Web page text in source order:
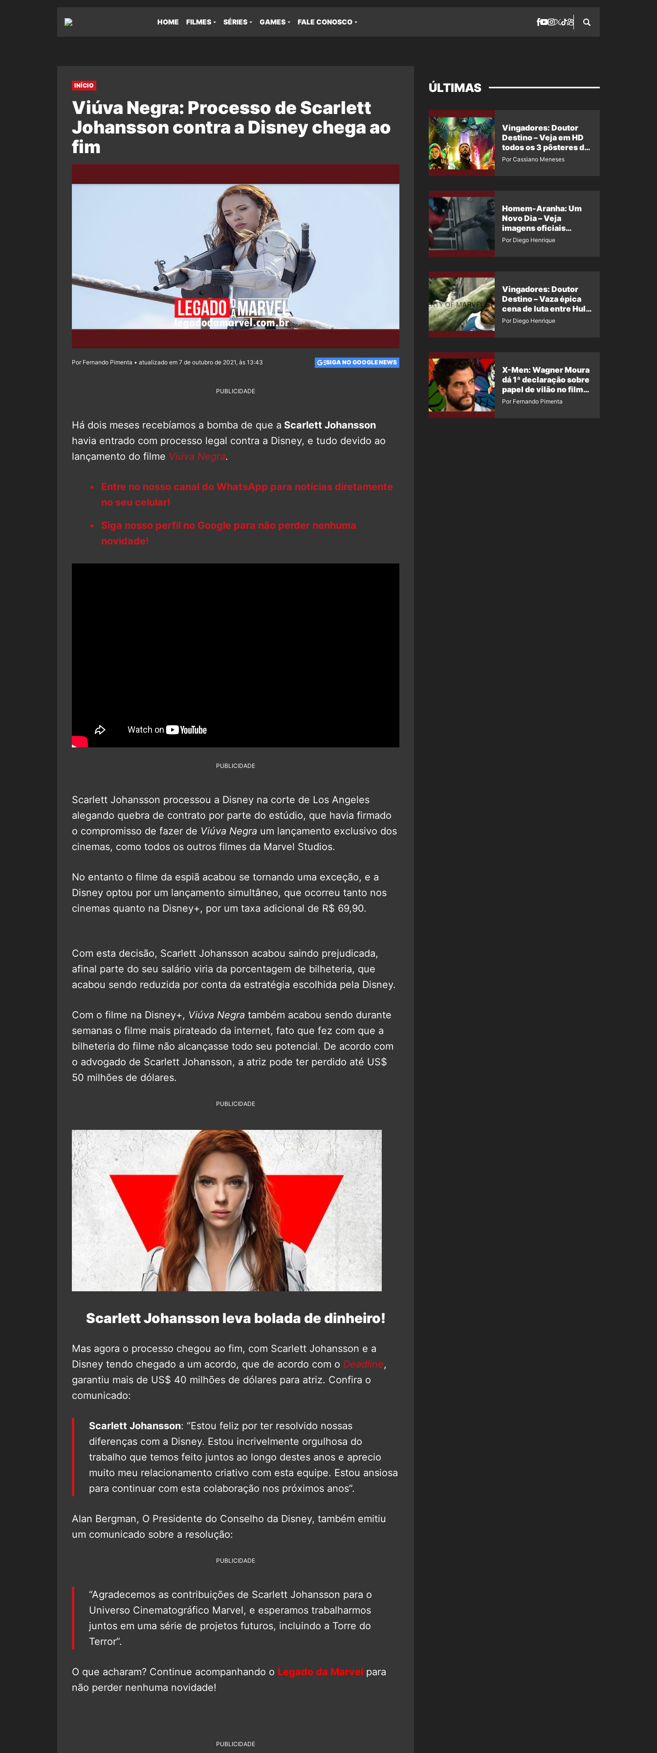
HOME FILMES SÉRIES GAMES FALE CONOSCO
INÍCIO
Viúva Negra: Processo de Scarlett
Johansson contra a Disney chega ao
fim
Por Fernando Pimenta • atualizado em 7 de outubro de 2021, às 13:43 SIGA NO GOOGLE NEWS
PUBLICIDADE
Há dois meses recebíamos a bomba de que a Scarlett Johansson
havia entrado com processo legal contra a Disney, e tudo devido ao
lançamento do filme Viúva Negra.
Entre no nosso canal do WhatsApp para notícias diretamente
no seu celular!
Siga nosso perfil no Google para não perder nenhuma
novidade!
PUBLICIDADE
Scarlett Johansson processou a Disney na corte de Los Angeles
alegando quebra de contrato por parte do estúdio, que havia firmado
o compromisso de fazer de Viúva Negra um lançamento exclusivo dos
cinemas, como todos os outros filmes da Marvel Studios.
No entanto o filme da espiã acabou se tornando uma exceção, e a
Disney optou por um lançamento simultâneo, que ocorreu tanto nos
cinemas quanto na Disney+, por um taxa adicional de R$ 69,90.
Com esta decisão, Scarlett Johansson acabou saindo prejudicada,
afinal parte do seu salário viria da porcentagem de bilheteria, que
acabou sendo reduzida por conta da estratégia escolhida pela Disney.
Com o filme na Disney+, Viúva Negra também acabou sendo durante
semanas o filme mais pirateado da internet, fato que fez com que a
bilheteria do filme não alcançasse todo seu potencial. De acordo com
o advogado de Scarlett Johansson, a atriz pode ter perdido até US$
50 milhões de dólares.
PUBLICIDADE
Scarlett Johansson leva bolada de dinheiro!
Mas agora o processo chegou ao fim, com Scarlett Johansson e a
Disney tendo chegado a um acordo, que de acordo com o Deadline,
garantiu mais de US$ 40 milhões de dólares para atriz. Confira o
comunicado:
Scarlett Johansson: “Estou feliz por ter resolvido nossas
diferenças com a Disney. Estou incrivelmente orgulhosa do
trabalho que temos feito juntos ao longo destes anos e aprecio
muito meu relacionamento criativo com esta equipe. Estou ansiosa
para continuar com esta colaboração nos próximos anos”.
Alan Bergman, O Presidente do Conselho da Disney, também emitiu
um comunicado sobre a resolução:
PUBLICIDADE
“Agradecemos as contribuições de Scarlett Johansson para o
Universo Cinematográfico Marvel, e esperamos trabalharmos
juntos em uma série de projetos futuros, incluindo a Torre do
Terror”.
O que acharam? Continue acompanhando o Legado da Marvel para
não perder nenhuma novidade!
PUBLICIDADE
ÚLTIMAS
Vingadores: Doutor
Destino – Veja em HD
todos os 3 pôsteres de
‘Doomsday’ + 1 imagem
Por Cassiano Meneses
Homem-Aranha: Um
Novo Dia – Veja
imagens oficiais
descartadas do Hulk
Por Diego Henrique
Vingadores: Doutor
Destino – Vaza épica
cena de luta entre Hulk
e o Coisa
Por Diego Henrique
X-Men: Wagner Moura
dá 1ª declaração sobre
papel de vilão no filme
da Marvel
Por Fernando Pimenta